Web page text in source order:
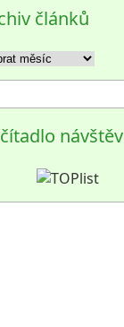
článků
návštěv